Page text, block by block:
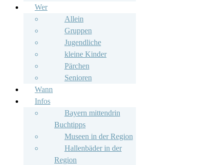
Wer
Allein
Gruppen
Jugendliche
kleine Kinder
Pärchen
Senioren
Wann
Infos
Bayern mittendrin
Buchtipps
Museen in der Region
Hallenbäder in der
Region